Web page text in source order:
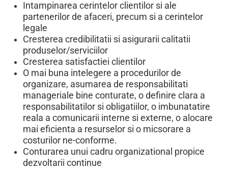
Intampinarea cerintelor clientilor si ale
partenerilor de afaceri, precum si a cerintelor
legale
Cresterea credibilitatii si asigurarii calitatii
produselor/serviciilor
Cresterea satisfactiei clientilor
O mai buna intelegere a procedurilor de
organizare, asumarea de responsabilitati
manageriale bine conturate, o definire clara a
responsabilitatilor si obligatiilor, o imbunatatire
reala a comunicarii interne si externe, o alocare
mai eficienta a resurselor si o micsorare a
costurilor ne-conforme.
Conturarea unui cadru organizational propice
dezvoltarii continue